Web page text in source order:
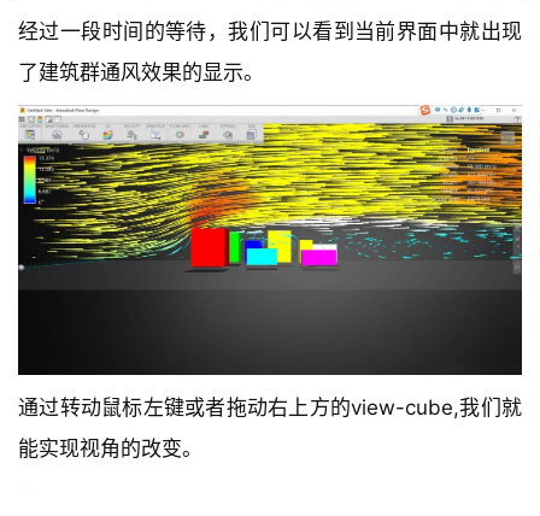
经过一段时间的等待，我们可以看到当前界面中就出现
了建筑群通风效果的显示。
通过转动鼠标左键或者拖动右上方的view-cube,我们就
能实现视角的改变。